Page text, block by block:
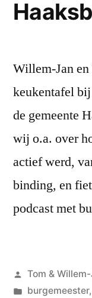
Willem-Jan en
keukentafel
de gemeente
wij o.a. over
actief werd,
binding, en
podcast met
Geplaatst
door
Tom &
Geplaatst
burgemeester,